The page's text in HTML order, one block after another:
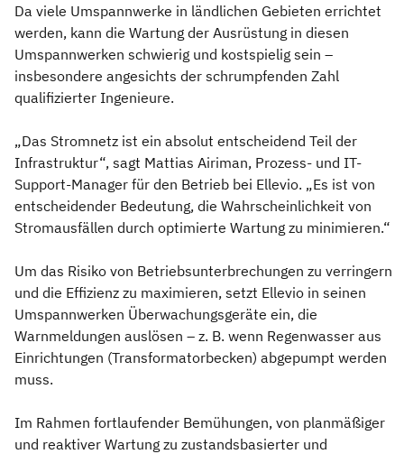
Da viele Umspannwerke in ländlichen Gebieten errichtet
werden, kann die Wartung der Ausrüstung in diesen
Umspannwerken schwierig und kostspielig sein –
insbesondere angesichts der schrumpfenden Zahl
qualifizierter Ingenieure.
„Das Stromnetz ist ein absolut entscheidend Teil der
Infrastruktur“, sagt Mattias Airiman, Prozess- und IT-
Support-Manager für den Betrieb bei Ellevio. „Es ist von
entscheidender Bedeutung, die Wahrscheinlichkeit von
Stromausfällen durch optimierte Wartung zu minimieren.“
Um das Risiko von Betriebsunterbrechungen zu verringern
und die Effizienz zu maximieren, setzt Ellevio in seinen
Umspannwerken Überwachungsgeräte ein, die
Warnmeldungen auslösen – z. B. wenn Regenwasser aus
Einrichtungen (Transformatorbecken) abgepumpt werden
muss.
Im Rahmen fortlaufender Bemühungen, von planmäßiger
und reaktiver Wartung zu zustandsbasierter und